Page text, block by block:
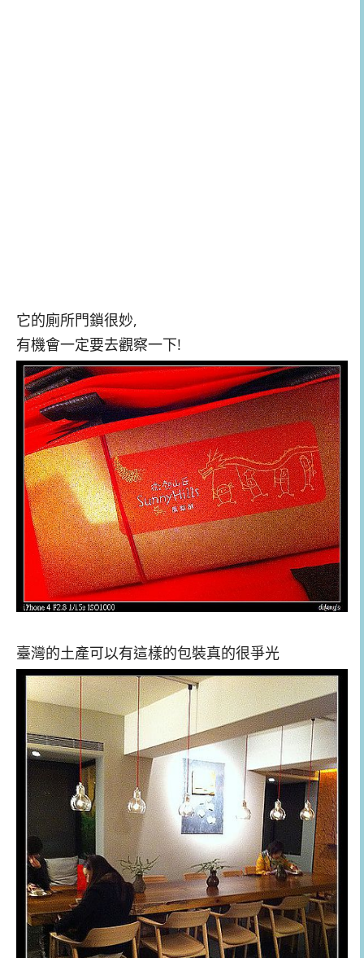
它的廁所門鎖很妙,
有機會一定要去觀察一下!
臺灣的土產可以有這樣的包裝真的很爭光